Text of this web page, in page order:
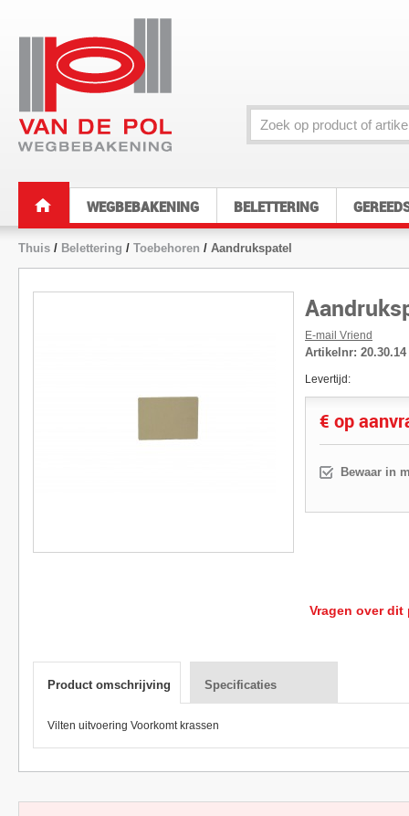
WEGBEBAKENING BELETTERING
Thuis / Belettering / Toebehoren / Aandrukspatel
E-mail Vriend
Artikelnr: 20.30.14
Levertijd:
€ op
Bewaar in
Vragen over
Product omschrijving Specificaties
Vilten uitvoering Voorkomt krassen